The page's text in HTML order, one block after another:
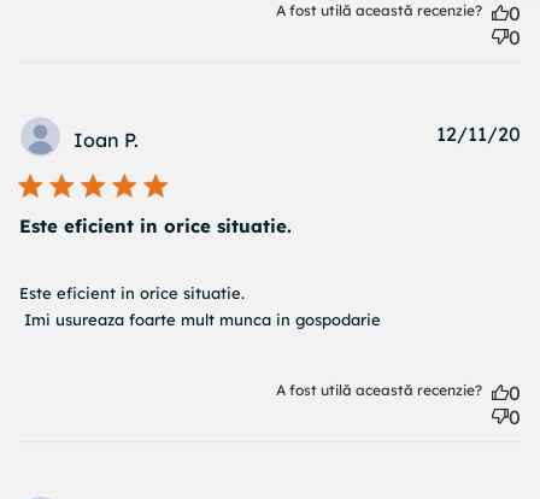
A fost utilă această recenzie?
0
0
Ioan P.
Este eficient in orice situatie.
Este eficient in orice situatie.
Imi usureaza foarte mult munca in gospodarie
read more about review content Este eficient in orice
situatie.
12/11/20
A fost utilă această recenzie?
0
0